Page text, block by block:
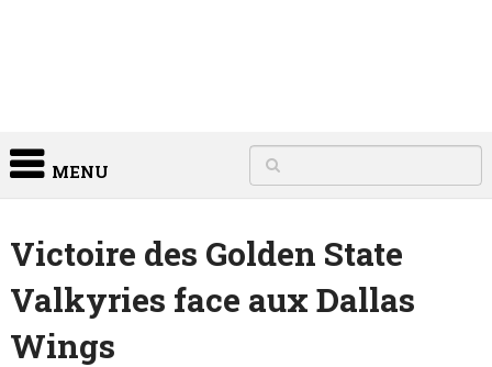
MENU
Victoire des Golden State
Valkyries face aux Dallas
Wings